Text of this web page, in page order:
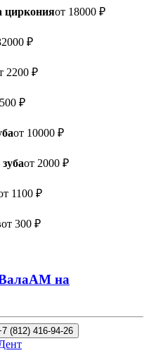
цирконияот 18000 ₽
₽
2200 ₽
₽
от 10000 ₽
от 2000 ₽
1100 ₽
от 300 ₽
на
(812) 416-94-26